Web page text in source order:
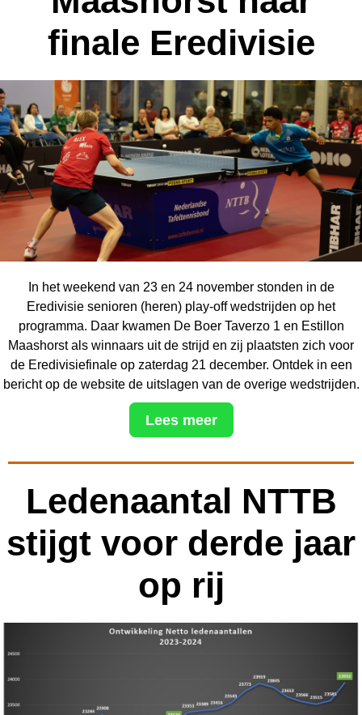
finale Eredivisie
In het weekend van 23 en 24 november stonden in de
Eredivisie senioren (heren) play-off wedstrijden op het
programma. Daar kwamen De Boer Taverzo 1 en Estillon
Maashorst als winnaars uit de strijd en zij plaatsten zich voor
de Eredivisiefinale op zaterdag 21 december. Ontdek in een
bericht op de website de uitslagen van de overige wedstrijden.
Lees meer
Ledenaantal NTTB
stijgt voor derde jaar
op rij